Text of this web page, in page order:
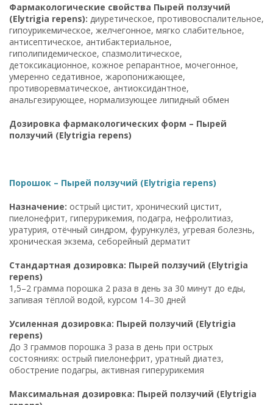
Фармакологические свойства Пырей ползучий
(Elytrigia repens): диуретическое, противовоспалительное,
гипоурикемическое, желчегонное, мягко слабительное,
антисептическое, антибактериальное,
гиполипидемическое, спазмолитическое,
детоксикационное, кожное репарантное, мочегонное,
умеренно седативное, жаропонижающее,
противоревматическое, антиоксидантное,
анальгезирующее, нормализующее липидный обмен
Дозировка фармакологических форм – Пырей
ползучий (Elytrigia repens)
Порошок – Пырей ползучий (Elytrigia repens)
Назначение: острый цистит, хронический цистит,
пиелонефрит, гиперурикемия, подагра, нефролитиаз,
уратурия, отёчный синдром, фурункулёз, угревая болезнь,
хроническая экзема, себорейный дерматит
Стандартная дозировка: Пырей ползучий (Elytrigia
repens)
1,5–2 грамма порошка 2 раза в день за 30 минут до еды,
запивая тёплой водой, курсом 14–30 дней
Усиленная дозировка: Пырей ползучий (Elytrigia
repens)
До 3 граммов порошка 3 раза в день при острых
состояниях: острый пиелонефрит, уратный диатез,
обострение подагры, активная гиперурикемия
Максимальная дозировка: Пырей ползучий (Elytrigia